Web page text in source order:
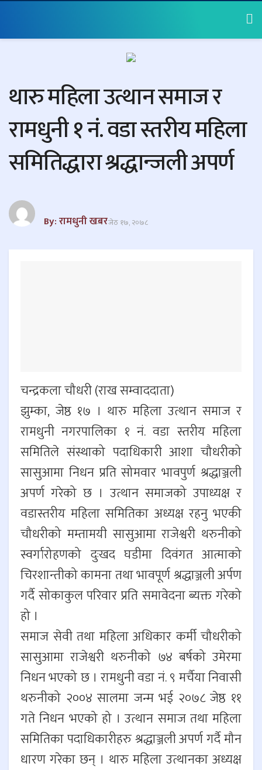
थारु महिला उत्थान समाज र
रामधुनी १ नं. वडा स्तरीय महिला
समितिद्धारा श्रद्धान्जली अपर्ण
By: रामधुनी खबरजेठ १७, २०७८
चन्द्रकला चौधरी (राख सम्वाददाता)
झुम्का, जेष्ठ १७ । थारु महिला उत्थान समाज र
रामधुनी नगरपालिका १ नं. वडा स्तरीय महिला
समितिले संस्थाको पदाधिकारी आशा चौधरीको
सासुआमा निधन प्रति सोमवार भावपुर्ण श्रद्धाञ्जली
अपर्ण गरेको छ । उत्थान समाजको उपाध्यक्ष र
वडास्तरीय महिला समितिका अध्यक्ष रहनु भएकी
चौधरीको मम्तामयी सासुआमा राजेश्वरी थरुनीको
स्वर्गारोहणको दुःखद घडीमा दिवंगत आत्माको
चिरशान्तीको कामना तथा भावपूर्ण श्रद्धाञ्जली अर्पण
गर्दै सोकाकुल परिवार प्रति समावेदना ब्यक्त गरेको
हो ।
समाज सेवी तथा महिला अधिकार कर्मी चौधरीको
सासुआमा राजेश्वरी थरुनीको ७४ बर्षको उमेरमा
निधन भएको छ । रामधुनी वडा नं. ९ मर्चैया निवासी
थरुनीको २००४ सालमा जन्म भई २०७८ जेष्ठ ११
गते निधन भएको हो । उत्थान समाज तथा महिला
समितिका पदाधिकारीहरु श्रद्धाञ्जली अपर्ण गर्दै मौन
धारण गरेका छन् । थारु महिला उत्थानका अध्यक्ष